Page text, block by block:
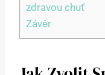
zdravou chuť
Závěr